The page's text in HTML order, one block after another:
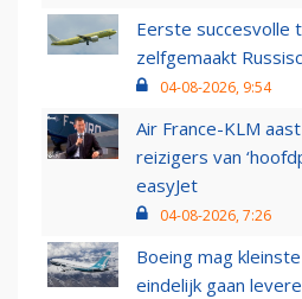
Eerste succesvolle
zelfgemaakt
04-08-2026, 9:54
Air France-KLM
reizigers van
easyJet
04-08-2026, 7:26
Boeing mag
eindelijk gaan